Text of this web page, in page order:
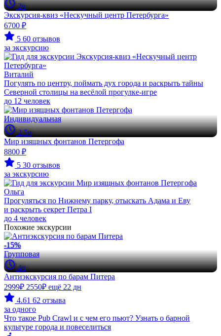
2ч
Экскурсия-квиз «Нескучный центр Петербурга»
6700 ₽
5 60 отзывов
за экскурсию
Виталий
Погулять по центру, поймать дух города и раскрыть тайны
Северной столицы на весёлой прогулке-игре
до 12 человек
Индивидуальная
2.5ч
Мир изящных фонтанов Петергофа
8800 ₽
5 30 отзывов
за экскурсию
Ольга
Прогуляться по Нижнему парку, отыскать Адама и Еву
и раскрыть секрет Петра I
до 4 человек
Похожие экскурсии
-15%
Групповая
4ч
Антиэкскурсия по барам Питера
2999₽ 2550₽ ещё 22 дн
4.61 62 отзыва
за одного
Что такое Pub Crawl и с чем его пьют? Узнать о барной
культуре города и повеселиться